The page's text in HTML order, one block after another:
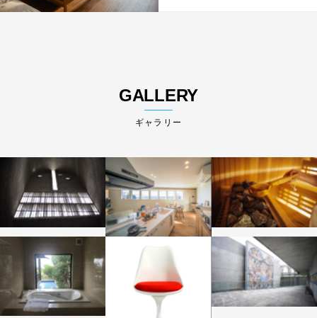
GALLERY
ギャラリー